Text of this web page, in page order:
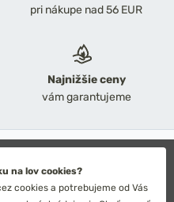
pri nákupe nad 56 EUR
Najnižšie ceny
vám garantujeme
údajov
na lov cookies?
cookies a potrebujeme od Vás